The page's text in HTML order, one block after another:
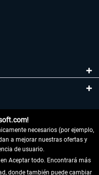
necesarios (por ejemplo,
a mejorar nuestras ofertas y
de usuario.
Aceptar todo. Encontrará más
donde también puede cambiar